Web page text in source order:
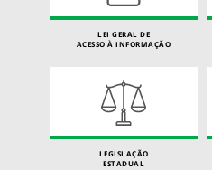
LEI GERAL DE
ACESSO À INFORMAÇÃO
LEGISLAÇÃO
ESTADUAL